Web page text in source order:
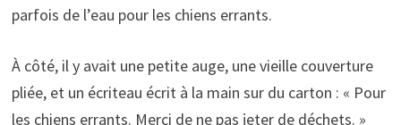
parfois de l’eau pour les chiens errants.
À côté, il y avait une petite auge, une vieille couverture
pliée, et un écriteau écrit à la main sur du carton : « Pour
les chiens errants. Merci de ne pas jeter de déchets. »